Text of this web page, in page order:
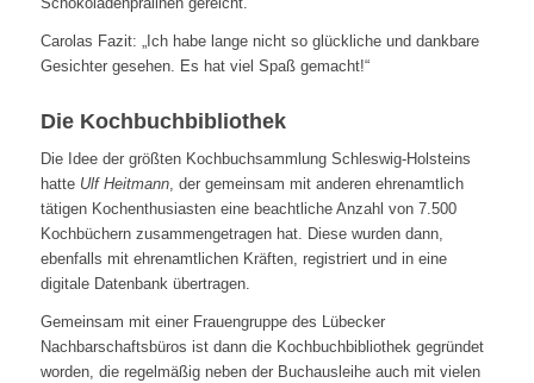
Carolas Fazit: „Ich habe lange nicht so glückliche und dankbare
Gesichter gesehen. Es hat viel Spaß gemacht!“
Die Kochbuchbibliothek
Die Idee der größten Kochbuchsammlung Schleswig-Holsteins
hatte Ulf Heitmann, der gemeinsam mit anderen ehrenamtlich
tätigen Kochenthusiasten eine beachtliche Anzahl von 7.500
Kochbüchern zusammengetragen hat. Diese wurden dann,
ebenfalls mit ehrenamtlichen Kräften, registriert und in eine
digitale Datenbank übertragen.
Gemeinsam mit einer Frauengruppe des Lübecker
Nachbarschaftsbüros ist dann die Kochbuchbibliothek gegründet
worden, die regelmäßig neben der Buchausleihe auch mit vielen